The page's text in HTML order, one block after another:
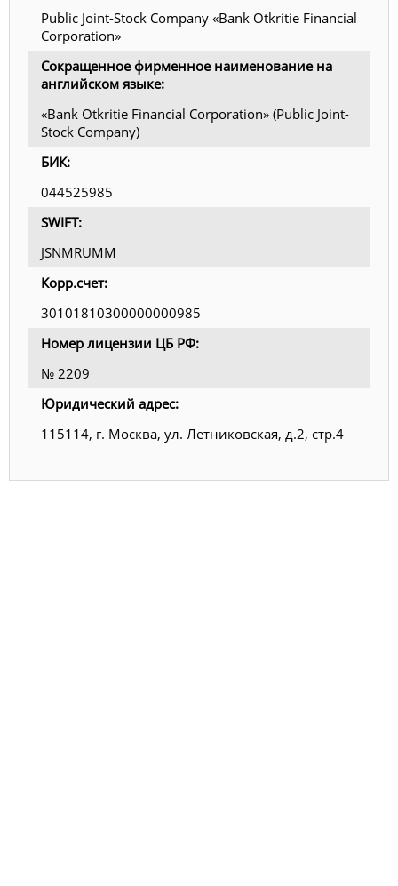
Public Joint-Stock Company «Bank Otkritie Financial
Corporation»
Сокращенное фирменное наименование на
английском языке:
«Bank Otkritie Financial Corporation» (Public Joint-
Stock Company)
БИК:
044525985
SWIFT:
JSNMRUMM
Корр.счет:
30101810300000000985
Номер лицензии ЦБ РФ:
№ 2209
Юридический адрес:
115114, г. Москва, ул. Летниковская, д.2, стр.4